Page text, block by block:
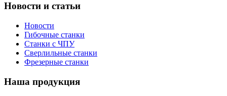
Новости и статьи
Новости
Гибочные станки
Станки с ЧПУ
Сверлильные станки
Фрезерные станки
Наша продукция